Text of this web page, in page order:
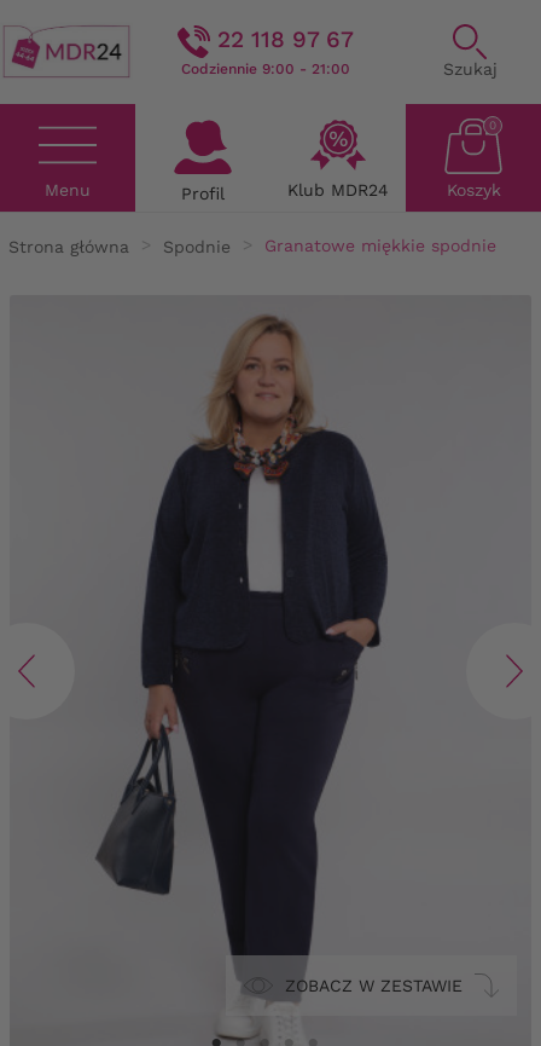
22 118 97 67
Codziennie 9:00 - 21:00 Szukaj
Menu Profil Klub MDR24 Koszyk
0
Strona główna Spodnie Granatowe miękkie spodnie
ZOBACZ W ZESTAWIE